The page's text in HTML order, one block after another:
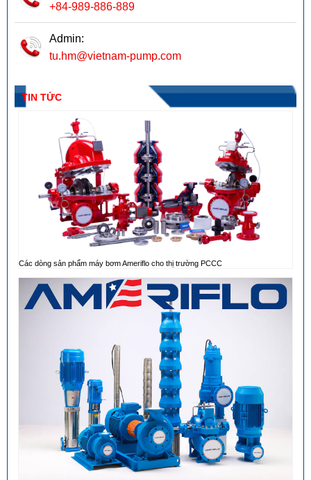
+84-989-886-889
Admin:
tu.hm@vietnam-pump.com
TIN TỨC
Các dòng sản phẩm máy bơm Ameriflo cho thị trường PCCC